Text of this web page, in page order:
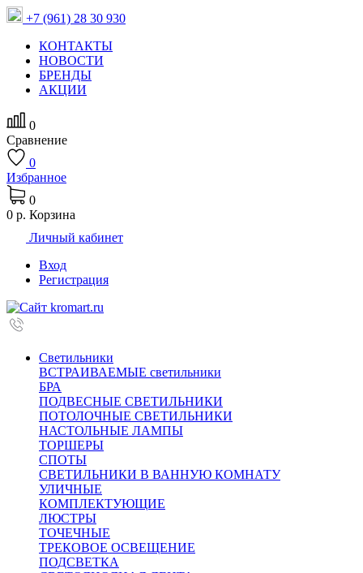
+7 (961) 28 30 930
КОНТАКТЫ
НОВОСТИ
БРЕНДЫ
АКЦИИ
0
Сравнение
0
Избранное
0
0 р. Корзина
Личный кабинет
Вход
Регистрация
Светильники
ВСТРАИВАЕМЫЕ светильники
БРА
ПОДВЕСНЫЕ СВЕТИЛЬНИКИ
ПОТОЛОЧНЫЕ СВЕТИЛЬНИКИ
НАСТОЛЬНЫЕ ЛАМПЫ
ТОРШЕРЫ
СПОТЫ
СВЕТИЛЬНИКИ В ВАННУЮ КОМНАТУ
УЛИЧНЫЕ
КОМПЛЕКТУЮЩИЕ
ЛЮСТРЫ
ТОЧЕЧНЫЕ
ТРЕКОВОЕ ОСВЕЩЕНИЕ
ПОДСВЕТКА